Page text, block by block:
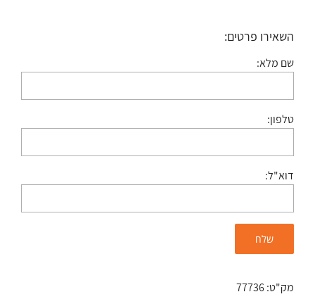
השאירו פרטים:
שם מלא:
טלפון:
דוא"ל:
מק"ט:77736